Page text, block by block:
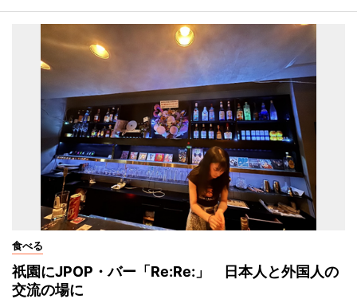
食べる
祇園にJPOP・バー「Re:Re:」 日本人と外国人の
交流の場に